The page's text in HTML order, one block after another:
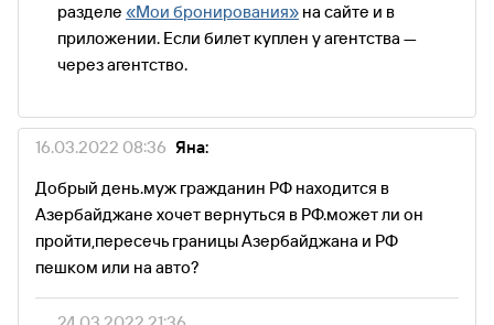
разделе «Мои бронирования» на сайте и в
приложении. Если билет куплен у агентства —
через агентство.
16.03.2022 08:36 Яна:
Добрый день.муж гражданин РФ находится в
Азербайджане хочет вернуться в РФ.может ли он
пройти,пересечь границы Азербайджана и РФ
пешком или на авто?